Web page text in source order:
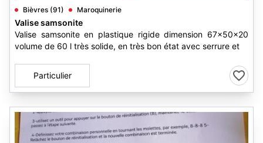
Bièvres (91) Maroquinerie
Valise samsonite
Valise samsonite en plastique rigide dimension 67x50x20
volume de 60 l très solide, en très bon état avec serrure et
Particulier